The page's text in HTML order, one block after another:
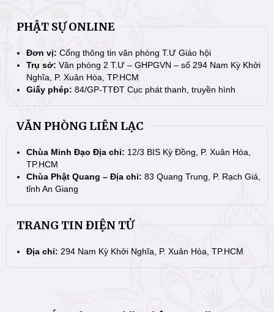
PHẬT SỰ ONLINE
Đơn vị: Cổng thông tin văn phòng T.Ư Giáo hội
Trụ sở: Văn phòng 2 T.Ư – GHPGVN – số 294 Nam Kỳ Khởi
Nghĩa, P. Xuân Hòa, TP.HCM
Giấy phép: 84/GP-TTĐT Cục phát thanh, truyền hình
VĂN PHÒNG LIÊN LẠC
Chùa Minh Đạo Địa chỉ: 12/3 BIS Kỳ Đồng, P. Xuân Hòa,
TP.HCM
Chùa Phật Quang – Địa chỉ: 83 Quang Trung, P. Rạch Giá,
tỉnh An Giang
TRANG TIN ĐIỆN TỬ
Địa chỉ: 294 Nam Kỳ Khởi Nghĩa, P. Xuân Hòa, TP.HCM